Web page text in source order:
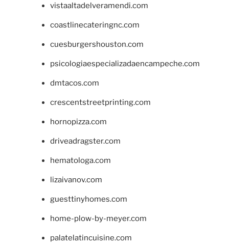
vistaaltadelveramendi.com
coastlinecateringnc.com
cuesburgershouston.com
psicologiaespecializadaencampeche.com
dmtacos.com
crescentstreetprinting.com
hornopizza.com
driveadragster.com
hematologa.com
lizaivanov.com
guesttinyhomes.com
home-plow-by-meyer.com
palatelatincuisine.com